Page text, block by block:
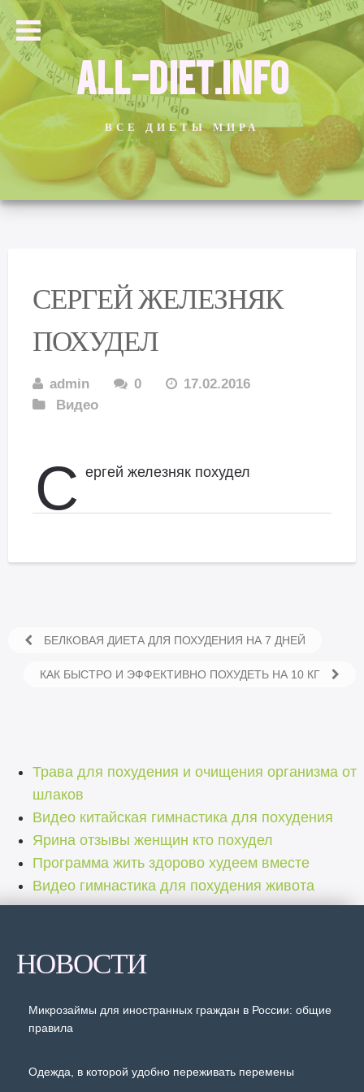
ALL-DIET.INFO
ВСЕ ДИЕТЫ МИРА
СЕРГЕЙ ЖЕЛЕЗНЯК
ПОХУДЕЛ
admin 0
17.02.2016
Видео
С ергей железняк похудел
БЕЛКОВАЯ ДИЕТА ДЛЯ ПОХУДЕНИЯ НА 7 ДНЕЙ
КАК БЫСТРО И ЭФФЕКТИВНО ПОХУДЕТЬ НА 10 КГ
Трава для похудения и очищения организма от
шлаков
Видео китайская гимнастика для похудения
Ярина отзывы женщин кто похудел
Программа жить здорово худеем вместе
Видео гимнастика для похудения живота
НОВОСТИ
Микрозаймы для иностранных граждан в России: общие
правила
Одежда, в которой удобно переживать перемены